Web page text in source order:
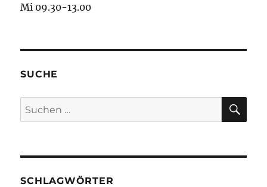
Mi 09.30-13.00
SUCHE
Suchen
nach:
SCHLAGWÖRTER